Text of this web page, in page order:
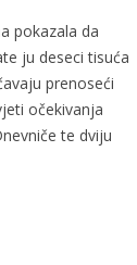
pokazala da
ju deseci tisuća
prenoseći
očekivanja
te dviju